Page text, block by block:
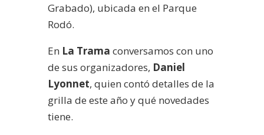
Grabado), ubicada en el Parque
Rodó.
En La Trama conversamos con uno
de sus organizadores, Daniel
Lyonnet, quien contó detalles de la
grilla de este año y qué novedades
tiene.